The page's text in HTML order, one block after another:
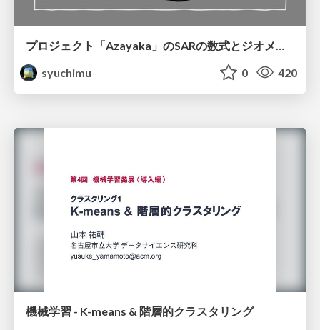
syuchimu
0 420
機械学習 - K-means & 階層的クラスタリング